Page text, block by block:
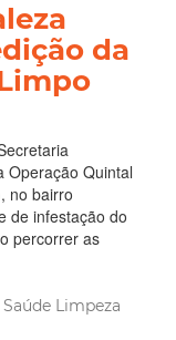
da
Operação Quintal
no bairro
de infestação do
percorrer as
Saúde Limpeza